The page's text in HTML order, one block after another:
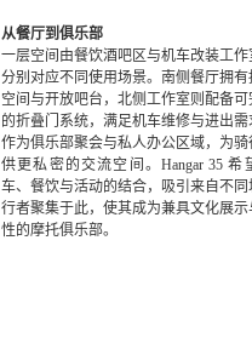
从餐厅到俱乐部
一层空间由餐饮酒吧区与机车改装工作
分别对应不同使用场景。南侧餐厅拥
空间与开放吧台，北侧工作室则配备可
的折叠门系统，满足机车维修与进出
作为俱乐部聚会与私人办公区域，为
供更私密的交流空间。Hangar 35 希
车、餐饮与活动的结合，吸引来自不
行者聚集于此，使其成为兼具文化展示
性的摩托俱乐部。